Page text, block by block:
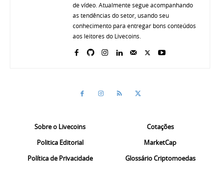
de vídeo. Atualmente segue acompanhando
as tendências do setor, usando seu
conhecimento para entregar bons conteúdos
aos leitores do Livecoins.
Sobre o Livecoins
Politica Editorial
Política de Privacidade
Cotações
MarketCap
Glossário Criptomoedas